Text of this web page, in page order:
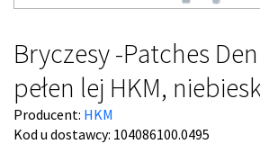
Bryczesy -Patches
pełen lej HKM,
Producent: HKM
Kod u dostawcy: 104086100.0495